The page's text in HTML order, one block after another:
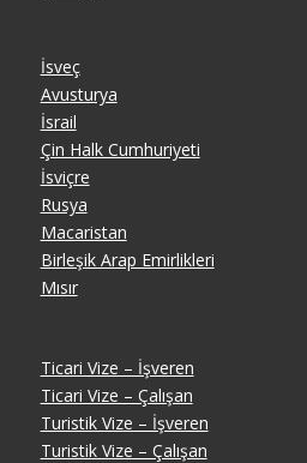
İsveç
Avusturya
İsrail
Çin Halk Cumhuriyeti
İsviçre
Rusya
Macaristan
Birleşik Arap Emirlikleri
Mısır
Ticari Vize – İşveren
Ticari Vize – Çalışan
Turistik Vize – İşveren
Turistik Vize – Çalışan